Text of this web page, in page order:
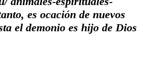
es ocación de nuevos
el demonio es hijo de Dios